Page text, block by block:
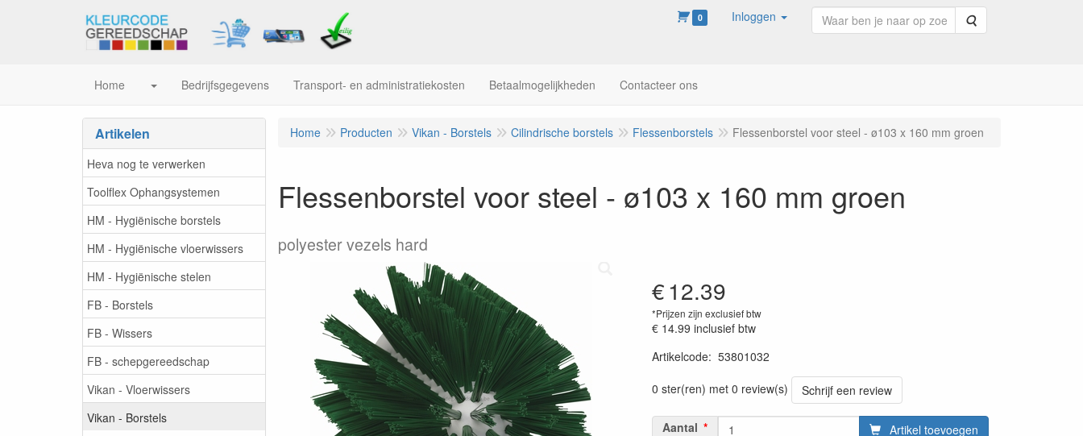
0 Inloggen Zoeken
Home Bedrijfsgegevens Transport- en administratiekosten Betaalmogelijkheden Contacteer ons
Artikelen
Heva nog te verwerken
Toolflex Ophangsystemen
HM - Hygiënische borstels
HM - Hygiënische vloerwissers
HM - Hygiënische stelen
FB - Borstels
FB - Wissers
FB - schepgereedschap
Vikan - Vloerwissers
Vikan - Borstels
Home Producten Vikan - Borstels Cilindrische borstels Flessenborstels Flessenborstel voor steel - ø103 x 160 mm groen
Flessenborstel voor steel - ø103 x 160 mm groen
polyester vezels hard
€12.39
*Prijzen zijn exclusief btw
€ 14.99 inclusief btw
Artikelcode: 53801032
0 ster(ren) met 0 review(s)
Schrijf een review
Aantal Artikel toevoegen